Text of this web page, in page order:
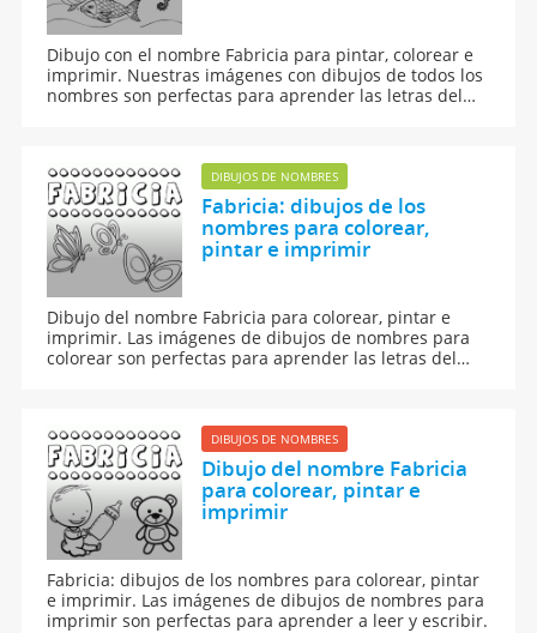
Dibujo con el nombre Fabricia para pintar, colorear e
imprimir. Nuestras imágenes con dibujos de todos los
nombres son perfectas para aprender las letras del
DIBUJOS DE NOMBRES
Fabricia: dibujos de los
nombres para colorear,
pintar e imprimir
Dibujo del nombre Fabricia para colorear, pintar e
imprimir. Las imágenes de dibujos de nombres para
colorear son perfectas para aprender las letras del
DIBUJOS DE NOMBRES
Dibujo del nombre Fabricia
para colorear, pintar e
imprimir
Fabricia: dibujos de los nombres para colorear, pintar
e imprimir. Las imágenes de dibujos de nombres para
imprimir son perfectas para aprender a leer y escribir.